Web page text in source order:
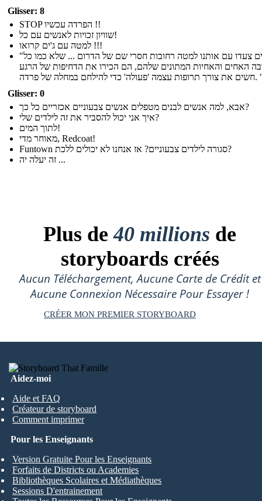
Glisser: 8
STOP הפרדה עכשיו !!
שוויון זכויות לאנשים עם כל!
למטה עם ג'ים קרואו !!!
"אחרים צעדו עם אותנו למטה רחובות חסרי שם של הדרום ... שלא כמו כל
האחים והאחיות המתונים שלהם, הם הכירו את הדחיפות של הרגע
'פעולה' כדי להילחם במחלה של פרדה. "
Glisser: 0
אבא, למה אנשים לבנים מטפלים אנשים צבעוניים אכזריים כל כך?
איך אני יכול להסביר את זה לילדים שלי?
לתוך המים!
מאוחר מדי, Redcoat!
Funtown סגורה לילדים צבעוניים? אז אנחנו לא יכולים ללכת?
זה יעלה יה ...
Plus de40 millions de
storyboards créés
Aucun Téléchargement, Aucune Carte de Crédit et
Aucune Connexion Nécessaire Pour Essayer !
CRÉER MON PREMIER STORYBOARD
Aidez-moi
Aide et FAQ
Créateur de storyboard
Comment imprimer
Pour les Enseignants
Version Gratuite Pour les Enseignants
Forfaits de Districts ou Academies
Bibliothèques Scolaires et Médiathèques
Sessions D'entrainement